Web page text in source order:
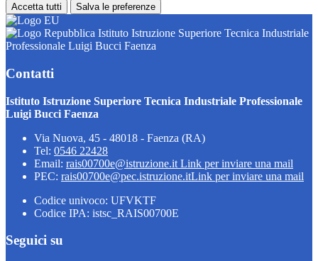
Accetta tutti Salva le preferenze
Istituto Istruzione Superiore Tecnica Industriale
Professionale Luigi Bucci Faenza
Contatti
Istituto Istruzione Superiore Tecnica Industriale Professionale
Luigi Bucci Faenza
Via Nuova, 45 - 48018 - Faenza (RA)
Tel: 0546 22428
Email: rais00700e@istruzione.it Link per inviare una mail
PEC: rais00700e@pec.istruzione.itLink per inviare una mail
Codice univoco: UFVKTF
Codice IPA: istsc_RAIS00700E
Seguici su